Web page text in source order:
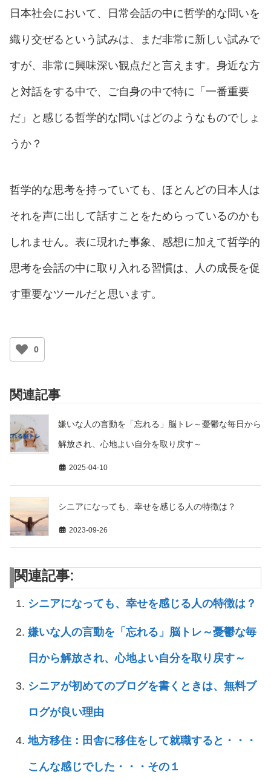
日本社会において、日常会話の中に哲学的な問いを
織り交ぜるという試みは、まだ非常に新しい試みで
すが、非常に興味深い観点だと言えます。身近な方
と対話をする中で、ご自身の中で特に「一番重要
だ」と感じる哲学的な問いはどのようなものでしょ
うか？
哲学的な思考を持っていても、ほとんどの日本人は
それを声に出して話すことをためらっているのかも
しれません。表に現れた事象、感想に加えて哲学的
思考を会話の中に取り入れる習慣は、人の成長を促
す重要なツールだと思います。
0
関連記事
嫌いな人の言動を「忘れる」脳トレ～憂鬱な毎日から
解放され、心地よい自分を取り戻す～
2025-04-10
シニアになっても、幸せを感じる人の特徴は？
2023-09-26
関連記事:
シニアになっても、幸せを感じる人の特徴は？
嫌いな人の言動を「忘れる」脳トレ～憂鬱な毎
日から解放され、心地よい自分を取り戻す～
シニアが初めてのブログを書くときは、無料ブ
ログが良い理由
地方移住：田舎に移住をして就職すると・・・
こんな感じでした・・・その１